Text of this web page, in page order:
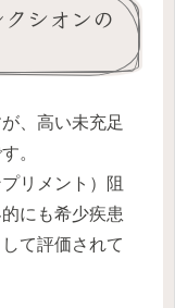
シオンの
、高い未充足
。
リメント）阻
にも希少疾患
て評価されて